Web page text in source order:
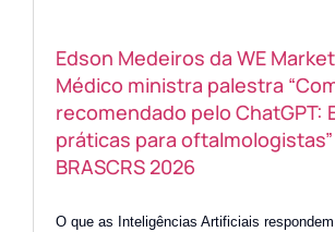
Edson Medeiros da WE
Médico ministra palestra
recomendado pelo ChatGPT:
práticas para
BRASCRS 2026
O que as Inteligências Artificiais